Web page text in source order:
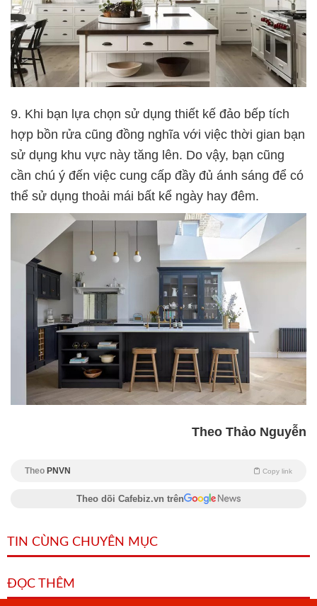
9. Khi bạn lựa chọn sử dụng thiết kế đảo bếp tích
hợp bồn rửa cũng đồng nghĩa với việc thời gian bạn
sử dụng khu vực này tăng lên. Do vậy, bạn cũng
cần chú ý đến việc cung cấp đầy đủ ánh sáng để có
thể sử dụng thoải mái bất kể ngày hay đêm.
Theo Thảo Nguyễn
Theo PNVN Copy link
Theo dõi Cafebiz.vn trên
TIN CÙNG CHUYÊN MỤC
ĐỌC THÊM